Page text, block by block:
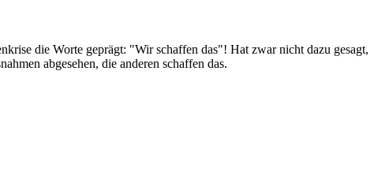
die Worte geprägt: "Wir schaffen das"! Hat zwar nicht dazu gesagt,
abgesehen, die anderen schaffen das.